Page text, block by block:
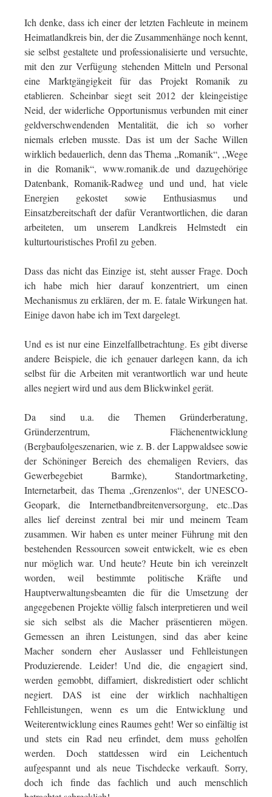
Ich denke, dass ich einer der letzten Fachleute in meinem
Heimatlandkreis bin, der die Zusammenhänge noch kennt,
sie selbst gestaltete und professionalisierte und versuchte,
mit den zur Verfügung stehenden Mitteln und Personal
eine Marktgängigkeit für das Projekt Romanik zu
etablieren. Scheinbar siegt seit 2012 der kleingeistige
Neid, der widerliche Opportunismus verbunden mit einer
geldverschwendenden Mentalität, die ich so vorher
niemals erleben musste. Das ist um der Sache Willen
wirklich bedauerlich, denn das Thema „Romanik“, „Wege
in die Romanik“, www.romanik.de und dazugehörige
Datenbank, Romanik-Radweg und und und, hat viele
Energien gekostet sowie Enthusiasmus und
Einsatzbereitschaft der dafür Verantwortlichen, die daran
arbeiteten, um unserem Landkreis Helmstedt ein
kulturtouristisches Profil zu geben.
Dass das nicht das Einzige ist, steht ausser Frage. Doch
ich habe mich hier darauf konzentriert, um einen
Mechanismus zu erklären, der m. E. fatale Wirkungen hat.
Einige davon habe ich im Text dargelegt.
Und es ist nur eine Einzelfallbetrachtung. Es gibt diverse
andere Beispiele, die ich genauer darlegen kann, da ich
selbst für die Arbeiten mit verantwortlich war und heute
alles negiert wird und aus dem Blickwinkel gerät.
Da sind u.a. die Themen Gründerberatung,
Gründerzentrum, Flächenentwicklung
(Bergbaufolgeszenarien, wie z. B. der Lappwaldsee sowie
der Schöninger Bereich des ehemaligen Reviers, das
Gewerbegebiet Barmke), Standortmarketing,
Internetarbeit, das Thema „Grenzenlos“, der UNESCO-
Geopark, die Internetbandbreitenversorgung, etc..Das
alles lief dereinst zentral bei mir und meinem Team
zusammen. Wir haben es unter meiner Führung mit den
bestehenden Ressourcen soweit entwickelt, wie es eben
nur möglich war. Und heute? Heute bin ich vereinzelt
worden, weil bestimmte politische Kräfte und
Hauptverwaltungsbeamten die für die Umsetzung der
angegebenen Projekte völlig falsch interpretieren und weil
sie sich selbst als die Macher präsentieren mögen.
Gemessen an ihren Leistungen, sind das aber keine
Macher sondern eher Auslasser und Fehlleistungen
Produzierende. Leider! Und die, die engagiert sind,
werden gemobbt, diffamiert, diskredistiert oder schlicht
negiert. DAS ist eine der wirklich nachhaltigen
Fehlleistungen, wenn es um die Entwicklung und
Weiterentwicklung eines Raumes geht! Wer so einfältig ist
und stets ein Rad neu erfindet, dem muss geholfen
werden. Doch stattdessen wird ein Leichentuch
aufgespannt und als neue Tischdecke verkauft. Sorry,
doch ich finde das fachlich und auch menschlich